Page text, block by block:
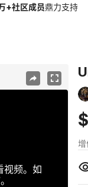
+社区成员鼎力支持
视频。如
增